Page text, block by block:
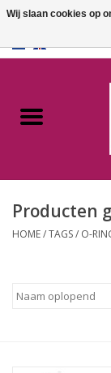
Catalogus
FAQ
Producten
HOME/TAGS/ O-
Wij slaan cookies op